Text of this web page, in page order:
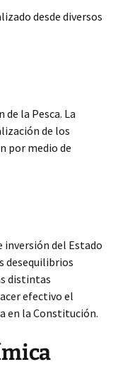
desde diversos
la Pesca. La
de los
por medio de
del Estado
desequilibrios
distintas
efectivo el
en la Constitución.